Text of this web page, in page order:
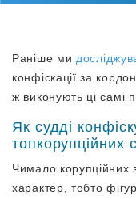
Раніше ми
конфіскації за
ж виконують ці самі
Як судді
топкорупційних
Чимало корупційних
характер, тобто